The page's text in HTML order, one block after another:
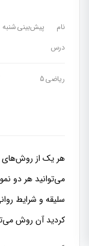
نام
درس
پیش‌بینیشنبه
ریاضی5
هر یک از
می‌توانید هر دو
سلیقه و شرایط
کردید آن روش